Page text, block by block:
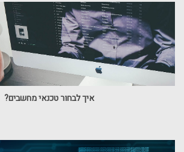
איך לבחור טכנאי מחשבים?